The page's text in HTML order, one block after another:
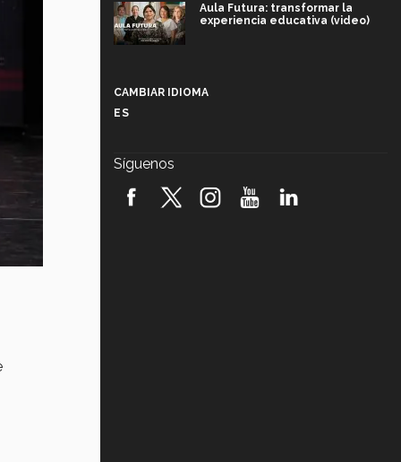
Aula Futura: transformar la
experiencia educativa (video)
robótica FIRST 2026! (video)
CAMBIAR IDIOMA
ES
Síguenos